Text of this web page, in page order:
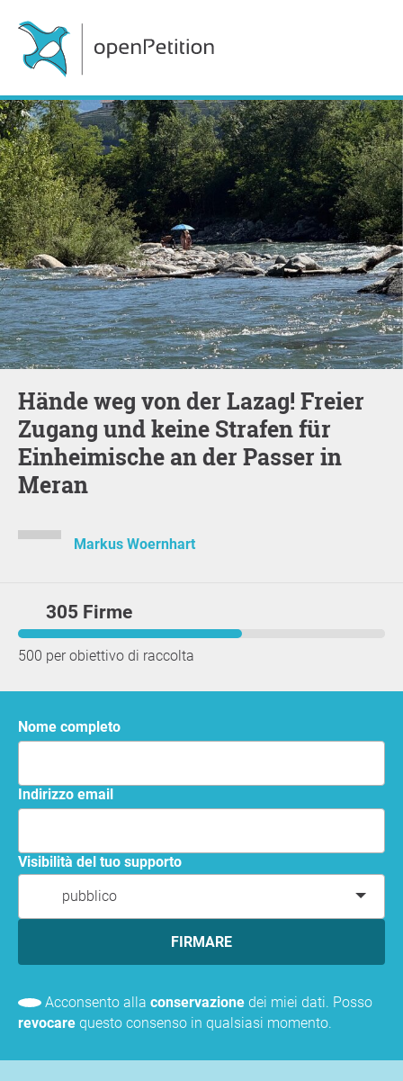
Hände weg von der Lazag! Freier
Zugang und keine Strafen für
Einheimische an der Passer in
Meran
Markus Woernhart
305 Firme
500 per obiettivo di raccolta
Nome completo
Indirizzo email
Visibilità del tuo supporto
pubblico
FIRMARE
Acconsento alla conservazione dei miei dati. Posso
revocare questo consenso in qualsiasi momento.